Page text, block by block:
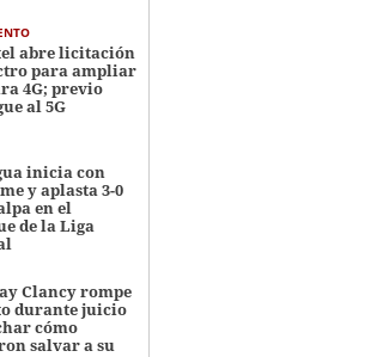
abre licitación
para ampliar
4G; previo
al 5G
inicia con
y aplasta 3-0
en el
de la Liga
Clancy rompe
durante juicio
cómo
salvar a su